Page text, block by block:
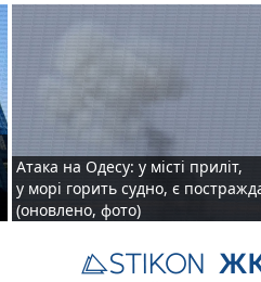
Атака на Одесу: у місті приліт,
у морі горить судно, є
(оновлено, фото)